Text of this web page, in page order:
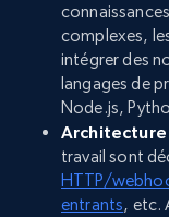
complexes,
intégrer des
langages de
Node.js,
Architecture
travail sont
HTTP/
entrants, etc.